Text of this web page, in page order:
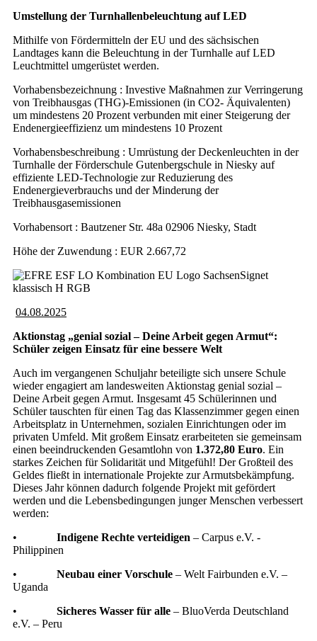
Umstellung der Turnhallenbeleuchtung auf LED
Mithilfe von Fördermitteln der EU und des sächsischen
Landtages kann die Beleuchtung in der Turnhalle auf LED
Leuchtmittel umgerüstet werden.
Vorhabensbezeichnung : Investive Maßnahmen zur Verringerung
von Treibhausgas (THG)-Emissionen (in CO2- Äquivalenten)
um mindestens 20 Prozent verbunden mit einer Steigerung der
Endenergieeffizienz um mindestens 10 Prozent
Vorhabensbeschreibung : Umrüstung der Deckenleuchten in der
Turnhalle der Förderschule Gutenbergschule in Niesky auf
effiziente LED-Technologie zur Reduzierung des
Endenergieverbrauchs und der Minderung der
Treibhausgasemissionen
Vorhabensort : Bautzener Str. 48a 02906 Niesky, Stadt
Höhe der Zuwendung : EUR 2.667,72
04.08.2025
Aktionstag „genial sozial – Deine Arbeit gegen Armut“:
Schüler zeigen Einsatz für eine bessere Welt
Auch im vergangenen Schuljahr beteiligte sich unsere Schule
wieder engagiert am landesweiten Aktionstag genial sozial –
Deine Arbeit gegen Armut. Insgesamt 45 Schülerinnen und
Schüler tauschten für einen Tag das Klassenzimmer gegen einen
Arbeitsplatz in Unternehmen, sozialen Einrichtungen oder im
privaten Umfeld. Mit großem Einsatz erarbeiteten sie gemeinsam
einen beeindruckenden Gesamtlohn von 1.372,80 Euro. Ein
starkes Zeichen für Solidarität und Mitgefühl! Der Großteil des
Geldes fließt in internationale Projekte zur Armutsbekämpfung.
Dieses Jahr können dadurch folgende Projekt mit gefördert
werden und die Lebensbedingungen junger Menschen verbessert
werden:
• Indigene Rechte verteidigen – Carpus e.V. -
Philippinen
• Neubau einer Vorschule – Welt Fairbunden e.V. –
Uganda
• Sicheres Wasser für alle – BluoVerda Deutschland
e.V. – Peru